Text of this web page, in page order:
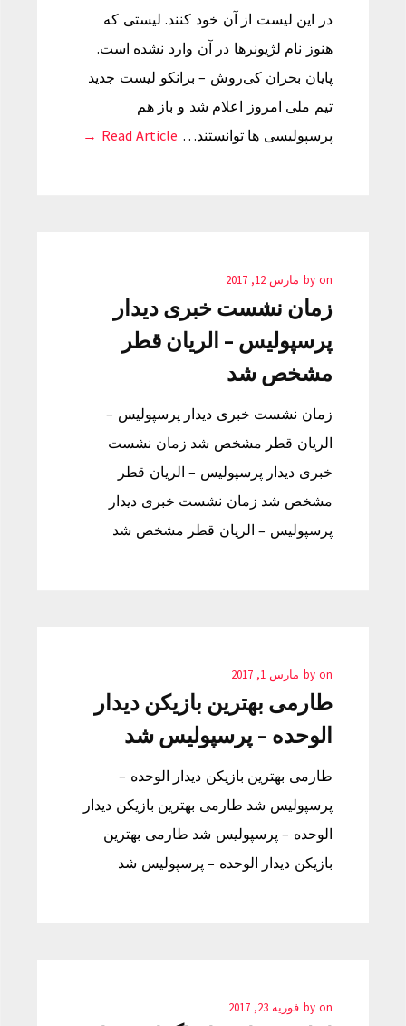
در این لیست از آن خود کنند. لیستی که
هنوز نام لژیونرها در آن وارد نشده است.
پایان بحران کی‌روش – برانکو لیست جدید
تیم ملی امروز اعلام شد و باز هم
پرسپولیسی ها توانستند… Read Article →
by on مارس 12, 2017
زمان نشست خبری دیدار
پرسپولیس – الریان قطر
مشخص شد
زمان نشست خبری دیدار پرسپولیس –
الریان قطر مشخص شد زمان نشست
خبری دیدار پرسپولیس – الریان قطر
مشخص شد زمان نشست خبری دیدار
پرسپولیس – الریان قطر مشخص شد
by on مارس 1, 2017
طارمی بهترین بازیکن دیدار
الوحده – پرسپولیس شد
طارمی بهترین بازیکن دیدار الوحده –
پرسپولیس شد طارمی بهترین بازیکن دیدار
الوحده – پرسپولیس شد طارمی بهترین
بازیکن دیدار الوحده – پرسپولیس شد
by on فوریه 23, 2017